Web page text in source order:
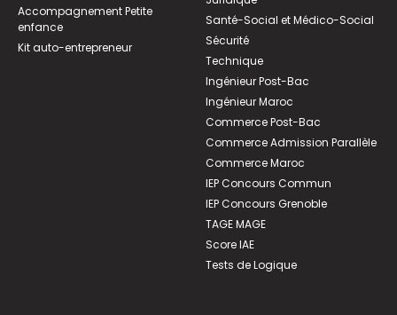
Accompagnement Petite
enfance
Kit auto-entrepreneur
Santé-Social et Médico-Social
Sécurité
Technique
Ingénieur Post-Bac
Ingénieur Maroc
Commerce Post-Bac
Commerce Admission Parallèle
Commerce Maroc
IEP Concours Commun
IEP Concours Grenoble
TAGE MAGE
Score IAE
Tests de Logique